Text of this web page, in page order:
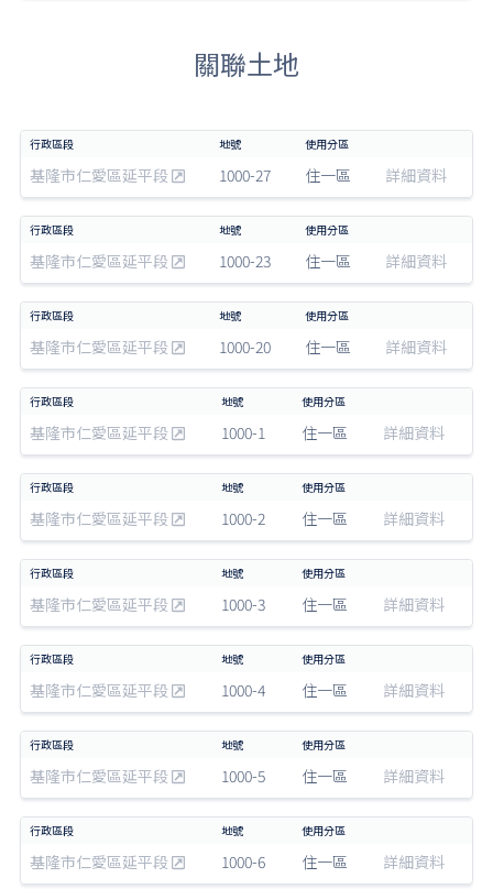
關聯土地
基隆市仁愛區延平段 1000-27 住一區 詳細資料
基隆市仁愛區延平段 1000-23 住一區 詳細資料
基隆市仁愛區延平段 1000-20 住一區 詳細資料
基隆市仁愛區延平段 1000-1 住一區 詳細資料
基隆市仁愛區延平段 1000-2 住一區 詳細資料
基隆市仁愛區延平段 1000-3 住一區 詳細資料
基隆市仁愛區延平段 1000-4 住一區 詳細資料
基隆市仁愛區延平段 1000-5 住一區 詳細資料
基隆市仁愛區延平段 1000-6 住一區 詳細資料